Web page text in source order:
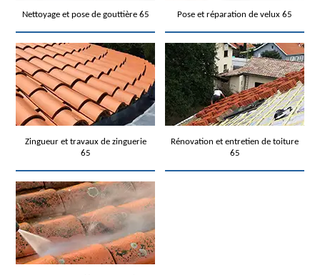
Nettoyage et pose de gouttière 65 Pose et réparation de velux 65
Zingueur et travaux de zinguerie
65
Rénovation et entretien de toiture
65